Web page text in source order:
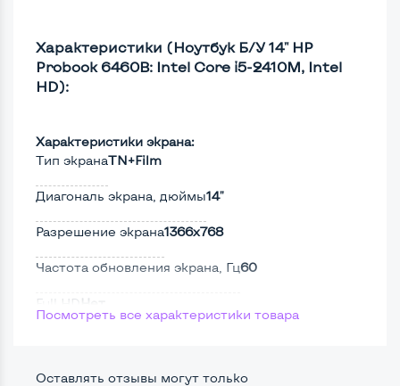
Характеристики (Ноутбук Б/У 14" HP
Probook 6460B: Intel Core i5-2410M, Intel
HD):
Характеристики экрана:
Тип экранаTN+Film
Диагональ экрана, дюймы14"
Разрешение экрана1366x768
Частота обновления экрана, Гц60
Full HD Нет
Поверхность дисплеяМатовая
Посмотреть все характеристики товара
Оставлять отзывы могут только